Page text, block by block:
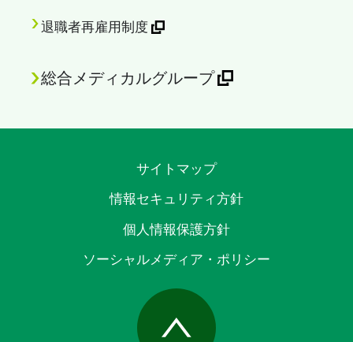
退職者再雇用制度
総合メディカルグループ
サイトマップ
情報セキュリティ方針
個人情報保護方針
ソーシャルメディア・ポリシー
Page Top